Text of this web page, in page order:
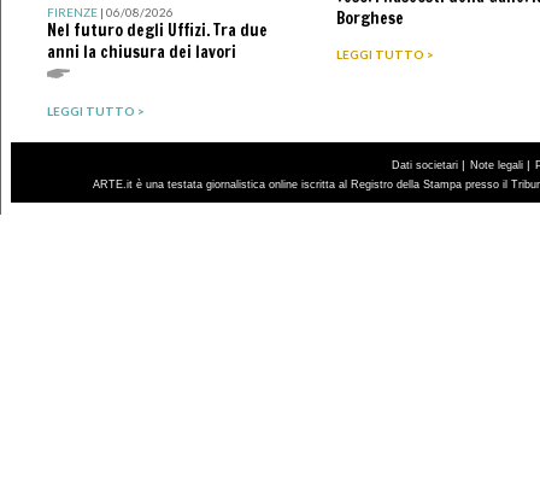
FIRENZE| 06/08/2026
Nel futuro degli Uffizi. Tra due
anni la chiusura dei lavori
LEGGI TUTTO >
Borghese
LEGGI TUTTO >
Dati societari | Note legali |
ARTE.it è una testata giornalistica online iscritta al Registro della Stampa presso il